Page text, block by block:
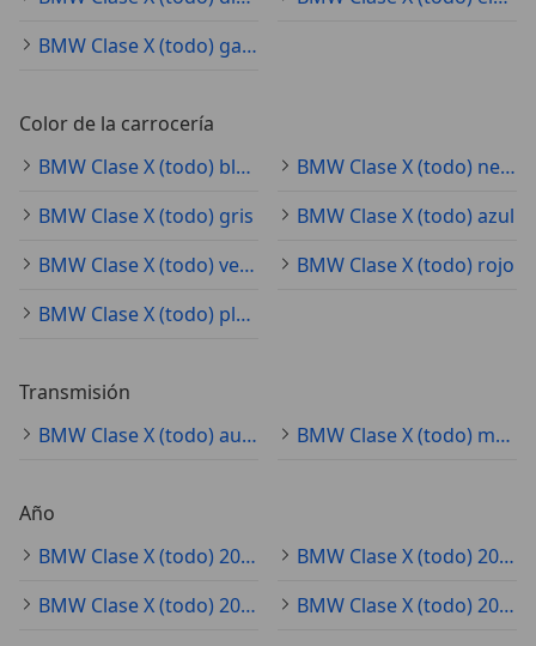
BMW Clase X (todo) gasolina
Color de la carrocería
BMW Clase X (todo) blanco
BMW Clase X (todo) negro
BMW Clase X (todo) gris
BMW Clase X (todo) azul
BMW Clase X (todo) verde
BMW Clase X (todo) rojo
BMW Clase X (todo) plateado
Transmisión
BMW Clase X (todo) automático
BMW Clase X (todo) manual
Año
BMW Clase X (todo) 2021
BMW Clase X (todo) 2020
BMW Clase X (todo) 2022
BMW Clase X (todo) 2019